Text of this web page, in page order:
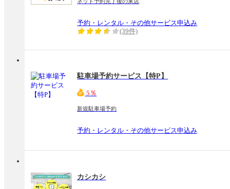
予約・レンタル・その他サービス申込み
(39件)
駐車場予約サービス【特P】
5％
新規駐車場予約
予約・レンタル・その他サービス申込み
カシカシ